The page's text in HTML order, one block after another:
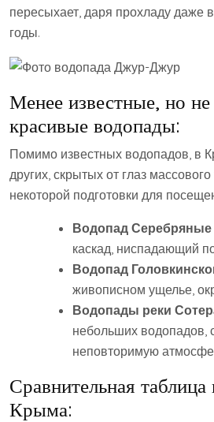
пересыхает‚ даря прохладу
годы.
Менее известные‚ но
красивые водопады:
Помимо известных водопадов‚ в
других‚ скрытых от глаз
некоторой подготовки для
Водопад Серебряные
каскад‚ ниспадающий
Водопад
живописном ущелье‚
Водопады реки
небольших водопадов‚
неповторимую
Сравнительная таблица
Крыма: